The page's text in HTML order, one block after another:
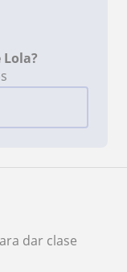
dar clase